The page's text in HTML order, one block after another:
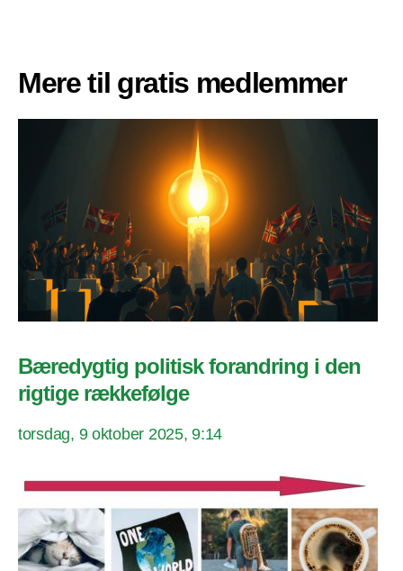
Mere til gratis medlemmer
Bæredygtig politisk forandring i den
rigtige rækkefølge
torsdag, 9 oktober 2025, 9:14